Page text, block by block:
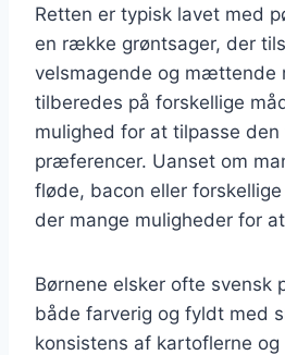
Retten er typisk lavet med
en række grøntsager, der
velsmagende og mættende
tilberedes på forskellige
mulighed for at tilpasse den
præferencer. Uanset om
fløde, bacon eller
der mange muligheder for
Børnene elsker ofte svensk
både farverig og fyldt med
konsistens af kartoflerne